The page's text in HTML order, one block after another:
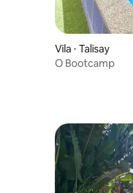
Vila ⋅ Talisay
O Bootcamp